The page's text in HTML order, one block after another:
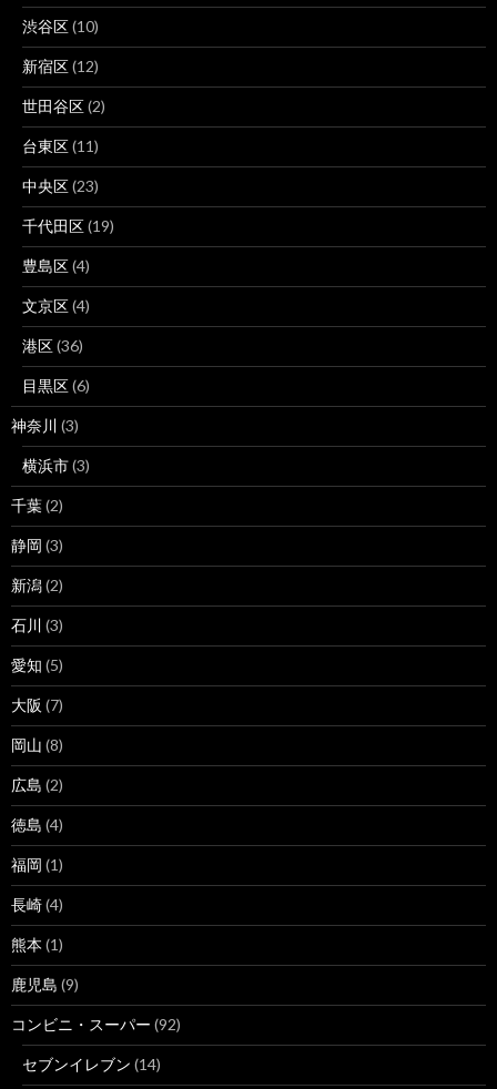
渋谷区(10)
新宿区(12)
世田谷区(2)
台東区(11)
中央区(23)
千代田区(19)
豊島区(4)
文京区(4)
港区(36)
目黒区(6)
神奈川 (3)
横浜市(3)
千葉(2)
静岡 (3)
新潟(2)
石川 (3)
愛知 (5)
大阪 (7)
岡山 (8)
広島 (2)
徳島 (4)
福岡 (1)
長崎(4)
熊本 (1)
鹿児島 (9)
コンビニ・スーパー (92)
セブンイレブン (14)